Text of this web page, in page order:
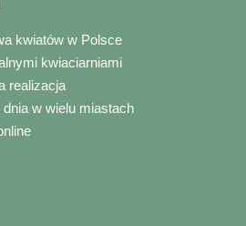
kwiatów w Polsce
kwiaciarniami
realizacja
w wielu miastach